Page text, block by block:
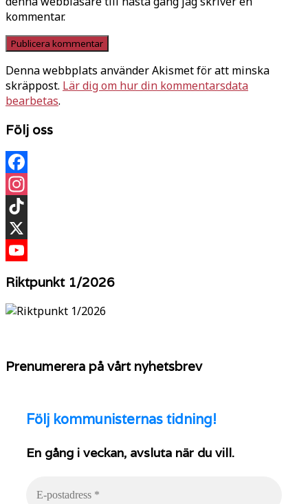
kommentar.
Denna webbplats använder Akismet för att minska
skräppost. Lär dig om hur din kommentarsdata
bearbetas.
Följ oss
Facebook
Instagram
TikTok
X
Riktpunkt 1/2026
Prenumerera på vårt nyhetsbrev
Följ kommunisternas tidning!
En gång i veckan, avsluta när du vill.